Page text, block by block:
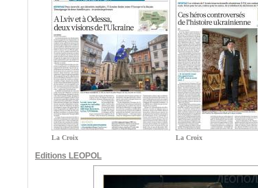
La Croix La Croix
Editions LEOPOL